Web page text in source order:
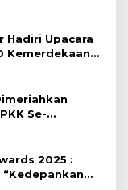
Hadiri Upacara
Kemerdekaan
Se-
2025 :